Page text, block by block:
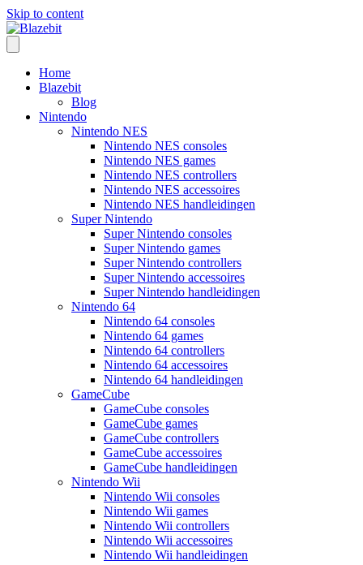
Skip to content
Home
Blazebit
Blog
Nintendo
Nintendo NES
Nintendo NES consoles
Nintendo NES games
Nintendo NES controllers
Nintendo NES accessoires
Nintendo NES handleidingen
Super Nintendo
Super Nintendo consoles
Super Nintendo games
Super Nintendo controllers
Super Nintendo accessoires
Super Nintendo handleidingen
Nintendo 64
Nintendo 64 consoles
Nintendo 64 games
Nintendo 64 controllers
Nintendo 64 accessoires
Nintendo 64 handleidingen
GameCube
GameCube consoles
GameCube games
GameCube controllers
GameCube accessoires
GameCube handleidingen
Nintendo Wii
Nintendo Wii consoles
Nintendo Wii games
Nintendo Wii controllers
Nintendo Wii accessoires
Nintendo Wii handleidingen